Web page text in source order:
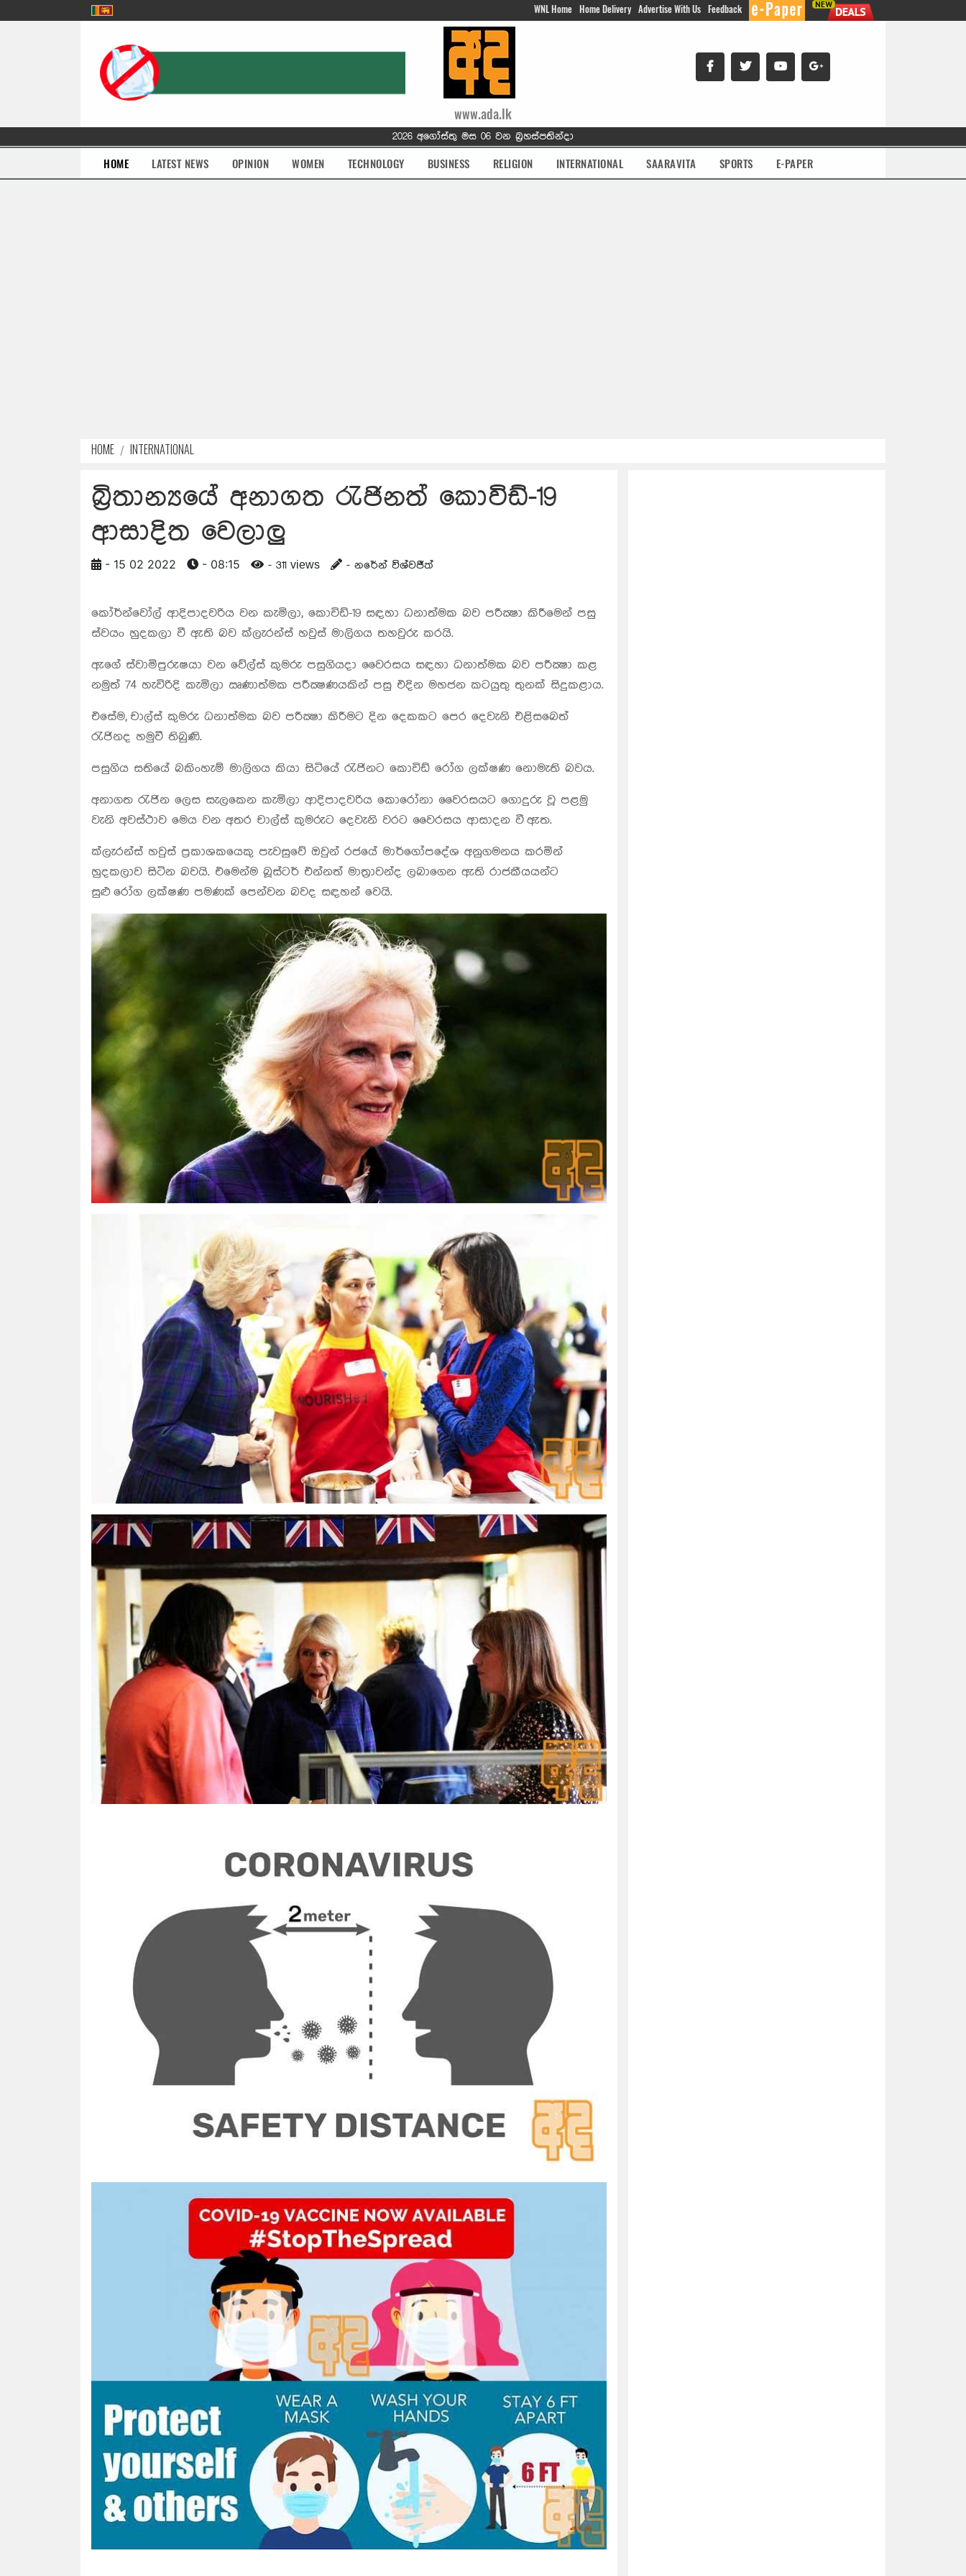
WNL Home Home Delivery Advertise With Us Feedback
www.ada.lk
2026 අගෝස්තු මස 06 වන බ්‍රහස්පතින්දා
HOME(current)LATEST NEWS OPINION WOMEN TECHNOLOGY BUSINESS RELIGION INTERNATIONAL SAARAVITA SPORTS E-PAPER
HOME INTERNATIONAL
බ්‍රිතාන්‍යයේ අනාගත රැජිනත් කොවිඩ්-19
ආසාදිත වෙලාලු
- 15 02 2022 - 08:15 - 311 views - නරේන් විශ්වජීත්
කෝර්න්වෝල් ආදිපාදවරිය වන කැමිලා, කොවිඩ්-19 සඳහා ධනාත්මක බව පරීක්‍ෂා කිරීමෙන් පසු
ස්වයං හුදකලා වී ඇති බව ක්ලැරන්ස් හවුස් මාලිගය තහවුරු කරයි.
ඇගේ ස්වාමිපුරුෂයා වන වේල්ස් කුමරු පසුගියදා වෛරසය සඳහා ධනාත්මක බව පරීක්‍ෂා කළ
නමුත් 74 හැවිරිදි කැමිලා ඍණාත්මක පරීක්‍ෂණයකින් පසු එදින මහජන කටයුතු තුනක් සිදුකළාය.
එසේම, චාල්ස් කුමරු ධනාත්මක බව පරීක්‍ෂා කිරීමට දින දෙකකට පෙර දෙවැනි එළිසබෙත්
රැජිනද හමුවී තිබුණි.
පසුගිය සතියේ බකිංහැම් මාලිගය කියා සිටියේ රැජිනට කොවිඩ් රෝග ලක්ෂණ නොමැති බවය.
අනාගත රැජින ලෙස සැලකෙන කැමිලා ආදිපාදවරිය කොරෝනා වෛරසයට ගොදුරු වූ පළමු
වැනි අවස්ථාව මෙය වන අතර චාල්ස් කුමරුට දෙවැනි වරට වෛරසය ආසාදන වී ඇත.
ක්ලැරන්ස් හවුස් ප්‍රකාශකයෙකු පැවසුවේ ඔවුන් රජයේ මාර්ගෝපදේශ අනුගමනය කරමින්
හුදකලාව සිටින බවයි. එමෙන්ම බූස්ටර් එන්නත් මාත්‍රාවන්ද ලබාගෙන ඇති රාජකීයයන්ට
සුළු රෝග ලක්ෂණ පමණක් පෙන්වන බවද සඳහන් වෙයි.